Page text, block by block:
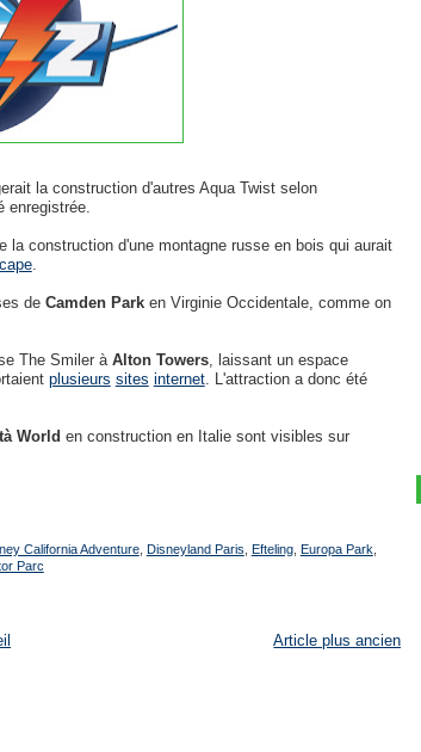
la construction d'autres Aqua Twist selon
enregistrée.
la construction d'une montagne russe en bois qui aurait
.
de Camden Parken Virginie Occidentale, comme on
The Smiler à Alton Towers, laissant un espace
plusieurs sites internet. L'attraction a donc été
World en construction en Italie sont visibles sur
California Adventure, Disneyland Paris Efteling, Europa Park
Parc
Article plus ancien